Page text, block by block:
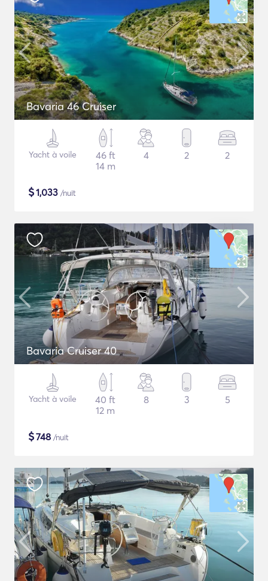
Bavaria 46 Cruiser
Yacht à voile
46 ft
14 m
4 2 2
$1,033 /nuit
Bavaria Cruiser 40
Yacht à voile
40 ft
12 m
8 3 5
$748 /nuit